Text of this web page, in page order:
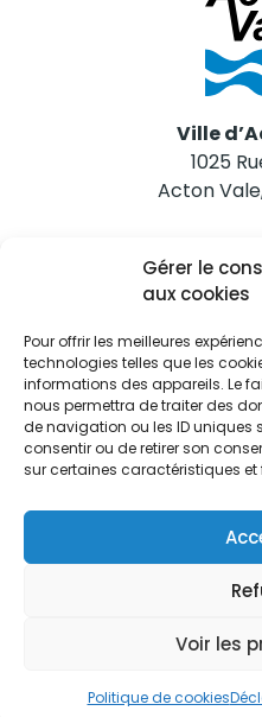
Gérer le
aux cookies
Pour offrir les meilleures
technologies telles que les
informations des appareils. Le
nous permettra de traiter des
de navigation ou les ID uniques
consentir ou de retirer son
sur certaines caractéristiques et
Voir les
Politique de cookies
Ville
1025
Acton
Nous
Tél. 450
Restez
Abonnez-vous aux
Je
confidentialité|